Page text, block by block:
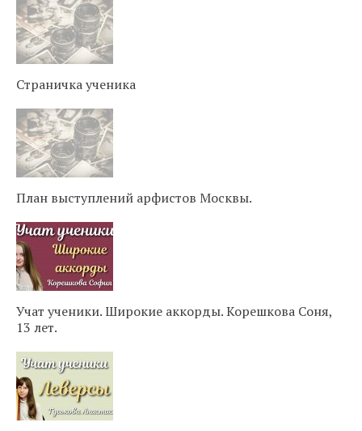
Страничка ученика
План выступлений арфистов Москвы.
Учат ученики. Широкие аккорды. Корешкова Соня,
13 лет.